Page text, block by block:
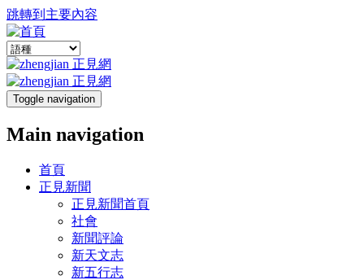
跳轉到主要內容
Toggle navigation
Main navigation
首頁
正見新聞
正見新聞首頁
社會
新聞評論
新天文志
新五行志